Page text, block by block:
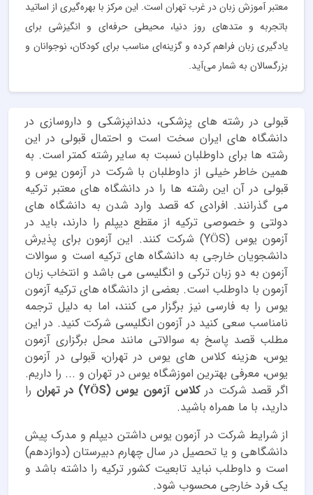
معتبر آموزش زبان در غرب تهران است. این مرکز با بهره‌گیری از اساتید
باتجربه و متدهای روز دنیا، محیطی حرفه‌ای و انگیزشی برای
یادگیری زبان فراهم کرده و گزینه‌ای مناسب برای کودکان، نوجوانان و
بزرگسالان به شمار می‌آید.
قبولی در رشته های پزشکی، دندانپزشکی و داروسازی در
دانشگاه های ایران سخت است و احتمال قبولی در این
رشته ها برای داوطلبان نسبت به سایر رشته کمتر است. به
همین خاطر خیلی از داوطلبان با شرکت در آزمون یوس و
قبولی در آن این رشته ها را در دانشگاه های معتبر ترکیه
می گذرانند. افرادی که قصد وارد شدن به دانشگاه های
دولتی و خصوصی ترکیه از مقطع دیپلم را دارند، باید در
آزمون یوس (YÖS) شرکت کنند. این آزمون برای پذیرش
دانشجویان خارجی به دانشگاه های ترکیه است و سوالات
آزمون به دو زبان ترکی و انگلیسی می باشد و انتخاب زبان
آزمون با داوطلب است. بعضی از دانشگاه های ترکیه آزمون
یوس را به فارسی نیز برگزار می کنند، اما به دلیل ترجمه
نامناسب سعی کنید در آزمون انگلیسی شرکت کنید. در این
مطلب قصد پاسخ به سوالاتی مانند محل برگزاری آزمون
یوس، هزینه کلاس های یوس در تهران، قبولی در آزمون
یوس، معرفی بهترین اموزشگاه یوس در تهران و ... را داریم.
اگر قصد شرکت درکلاس آزمون یوس (YÖS) در تهران
را
دارید، با ما همراه باشید.
از شرایط شرکت در آزمون یوس داشتن دیپلم و مدرک پیش
دانشگاهی و یا تحصیل در سال چهارم دبیرستان (دوازدهم)
است و داوطلب نباید تابعیت کشور ترکیه را داشته باشد و
یک فرد خارجی محسوب شود.